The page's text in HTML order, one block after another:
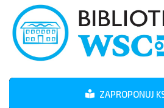
ZAPROPONUJ